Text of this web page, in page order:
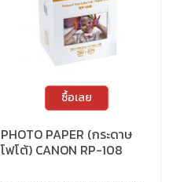
ซื้อเลย
PHOTO PAPER (กระดาษ
โฟโต้) CANON RP-108